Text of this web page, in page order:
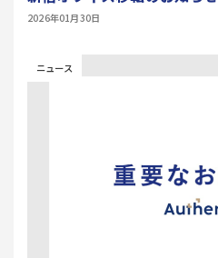
2026年01月30日
ニュース